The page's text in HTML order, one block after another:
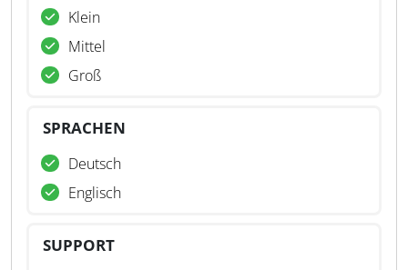
Klein
Mittel
Groß
SPRACHEN
Deutsch
Englisch
SUPPORT